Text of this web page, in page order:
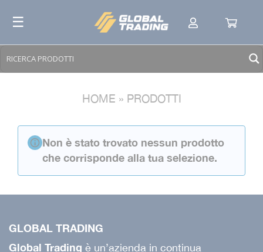
content
☰
HOME » PRODOTTI
Non è stato trovato nessun prodotto
che corrisponde alla tua selezione.
GLOBAL TRADING
Global Trading è un’azienda in continua